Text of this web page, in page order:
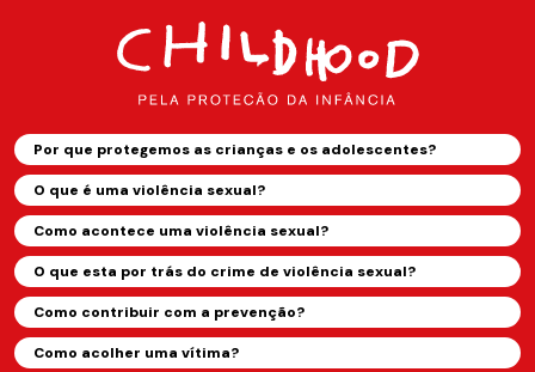
Por que protegemos as crianças e os adolescentes?
O que é uma violência sexual?
Como acontece uma violência sexual?
O que esta por trás do crime de violência sexual?
Como contribuir com a prevenção?
Como acolher uma vítima?